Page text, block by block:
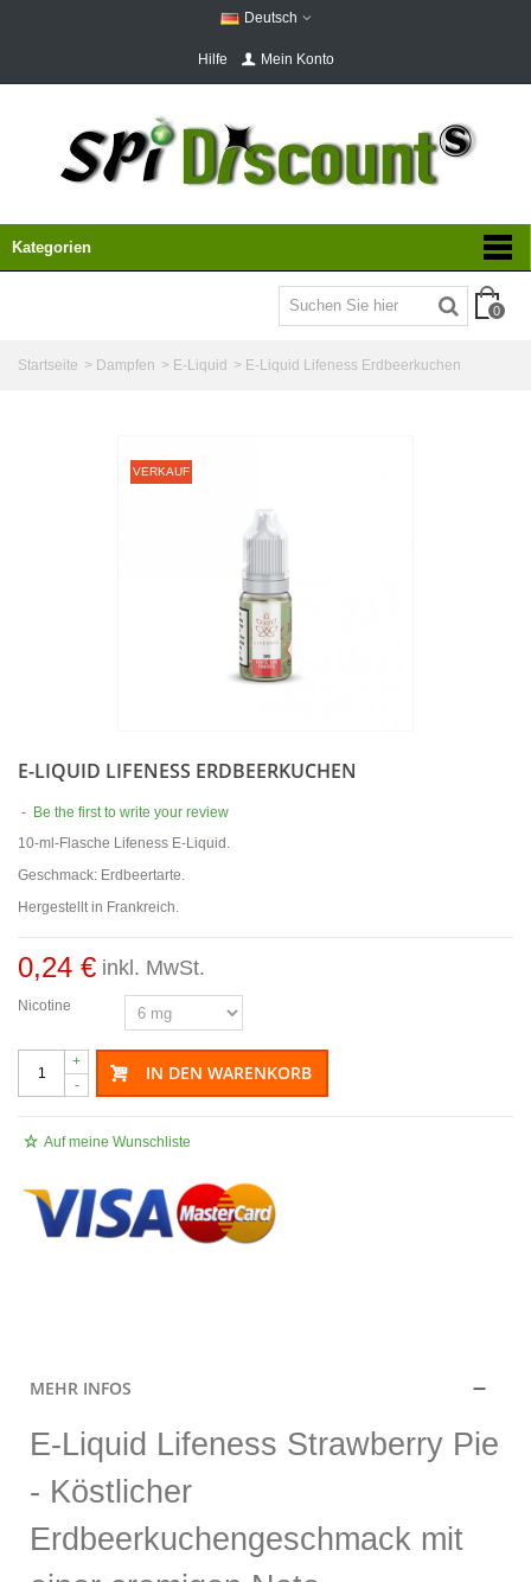
Deutsch
Hilfe Mein Konto
Kategorien
0
Startseite > Dampfen > E-Liquid > E-Liquid Lifeness Erdbeerkuchen
VERKAUF
E-LIQUID LIFENESS ERDBEERKUCHEN
- Be the first to write your review
10-ml-Flasche Lifeness E-Liquid.
Geschmack: Erdbeertarte.
Hergestellt in Frankreich.
0,24 € inkl. MwSt.
Nicotine
-
+ IN DEN WARENKORB
Auf meine Wunschliste
MEHR INFOS
E-Liquid Lifeness Strawberry Pie
- Köstlicher
Erdbeerkuchengeschmack mit